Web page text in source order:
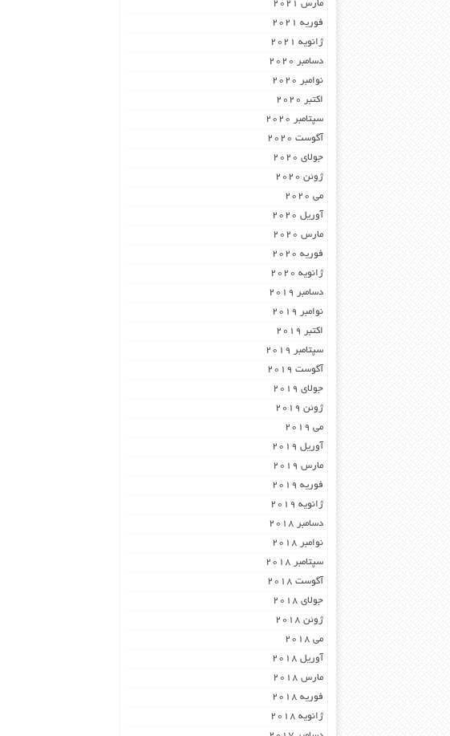
مارس 2021
فوریه 2021
ژانویه 2021
دسامبر 2020
نوامبر 2020
اکتبر 2020
سپتامبر 2020
آگوست 2020
جولای 2020
ژوئن 2020
می 2020
آوریل 2020
مارس 2020
فوریه 2020
ژانویه 2020
دسامبر 2019
نوامبر 2019
اکتبر 2019
سپتامبر 2019
آگوست 2019
جولای 2019
ژوئن 2019
می 2019
آوریل 2019
مارس 2019
فوریه 2019
ژانویه 2019
دسامبر 2018
نوامبر 2018
سپتامبر 2018
آگوست 2018
جولای 2018
ژوئن 2018
می 2018
آوریل 2018
مارس 2018
فوریه 2018
ژانویه 2018